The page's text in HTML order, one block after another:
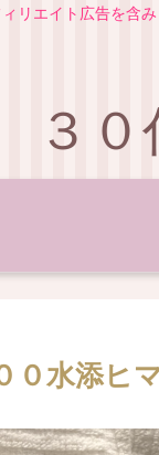
リエイト広告を含
３
０水添ヒ